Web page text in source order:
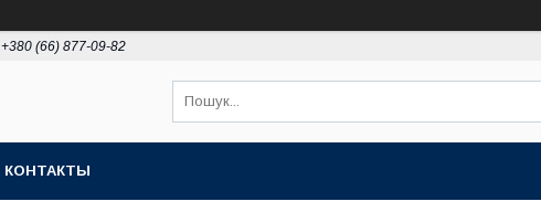
+380 (66) 877-09-82
КОНТАКТЫ